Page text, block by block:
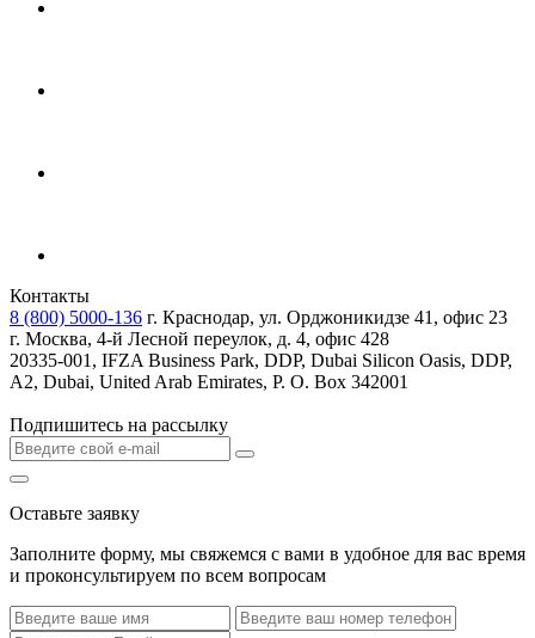
Контакты
8 (800) 5000-136 г. Краснодар, ул. Орджоникидзе 41, офис 23
г. Москва, 4-й Лесной переулок, д. 4, офис 428
20335-001, IFZA Business Park, DDP, Dubai Silicon Oasis, DDP,
A2, Dubai, United Arab Emirates, P. O. Box 342001
Подпишитесь на рассылку
Оставьте заявку
Заполните форму, мы свяжемся с вами в удобное для вас время
и проконсультируем по всем вопросам